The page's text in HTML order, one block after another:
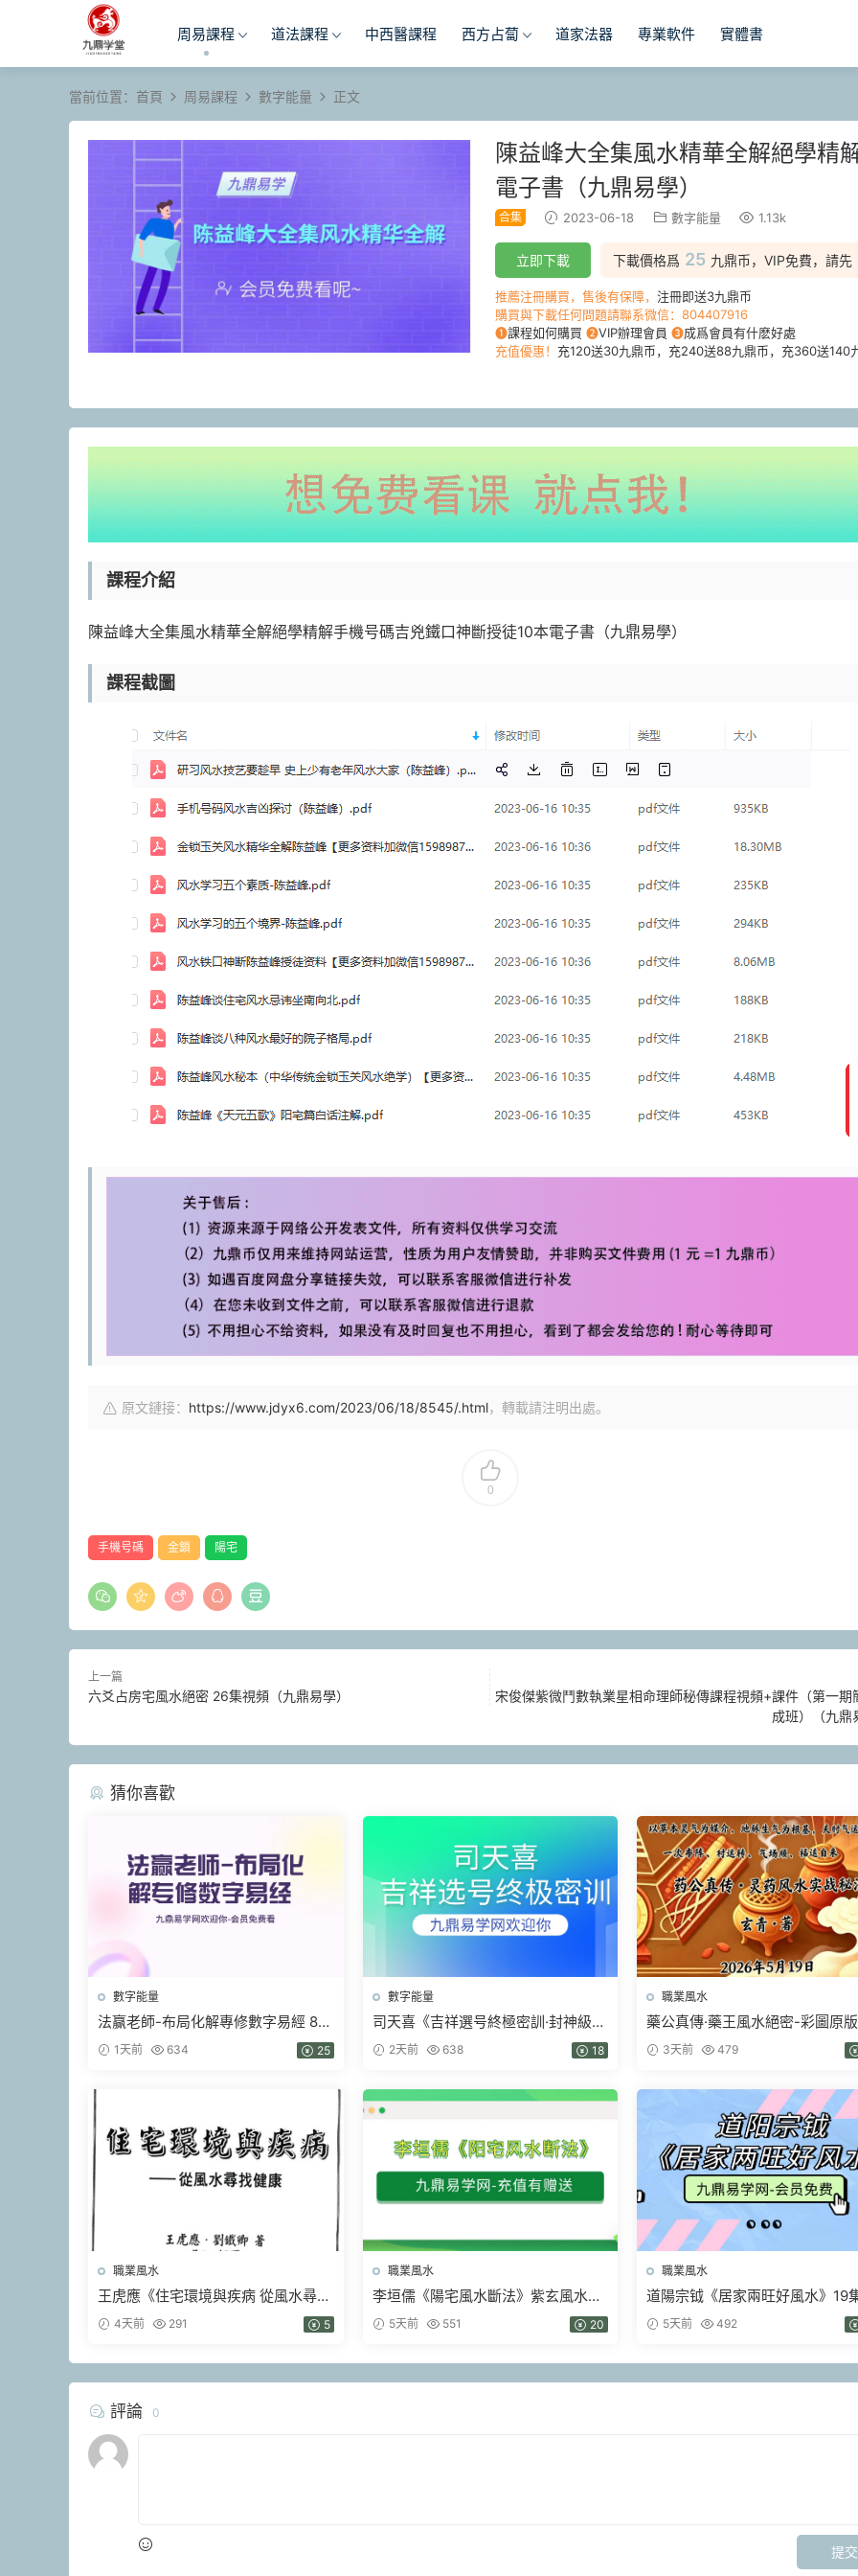
周易課程 道法課程 中西醫課程 西方占蔔 道家法器 專業軟件 實體書
當前位置： 首頁 周易課程 數字能量 正文
陳益峰大全集風水精華全解絕學精
電子書（九鼎易學）
合集 2023-06-18 數字能量 1.13k
下載價格爲 25 九鼎币，VIP免費，請先
立即下載
推薦注冊購買，售後有保障， 注冊即送3九鼎币
購買與下載任何問題請聯系微信：804407916
❶課程如何購買 ❷VIP辦理會員 ❸成爲會員有什麽好處
充值優惠！ 充120送30九鼎币，充240送88九鼎币，充360送140
課程介紹
陳益峰大全集風水精華全解絕學精解手機号碼吉兇鐵口神斷授徒10本電子書（九鼎易學）
課程截圖
原文鏈接： https://www.jdyx6.com/2023/06/18/8545/.html，轉載請注明出處。
0
手機号碼 金鎖 陽宅
上一篇
六爻占房宅風水絕密 26集視頻（九鼎易學）
宋俊傑紫微鬥數執業星相命理師秘傳課程視頻+課件（第一期
成班）（九鼎
猜你喜歡
數字能量
法赢老師-布局化解專修數字易經 80
集視頻
1天前 634 25
數字能量
司天喜《吉祥選号終極密訓·封神級完
整體系》9集視頻
2天前 638 18
職業風水
藥公真傳·藥王風水絕密-彩圖原
青.pdf 202頁
3天前 479
職業風水
王虎應《住宅環境與疾病 從風水尋找
健康》428頁.pdf
4天前 291 5
職業風水
李垣儒《陽宅風水斷法》紫玄風水大
成一實訓班9講視頻課
5天前 551 20
職業風水
道陽宗钺《居家兩旺好風水》19
頻 5天前 492
評論 0
提交